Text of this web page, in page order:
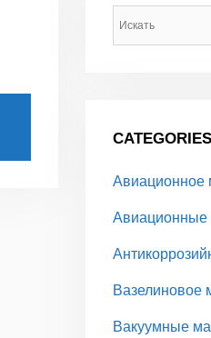
CATEGORIES
Авиационное
Авиационные
Вазелиновое
Вакуумные